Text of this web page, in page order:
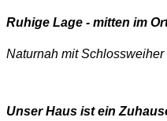
Ruhige Lage - mitten im
Naturnah mit
Unser Haus ist ein